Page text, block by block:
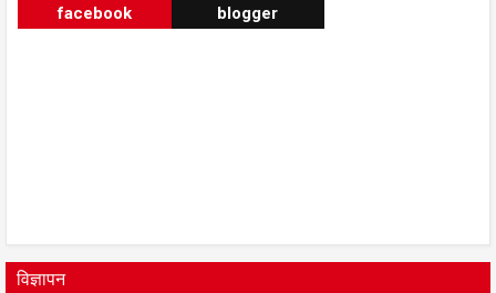
facebook blogger
विज्ञापन